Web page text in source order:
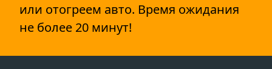
или отогреем авто. Время ожидания
не более 20 минут!